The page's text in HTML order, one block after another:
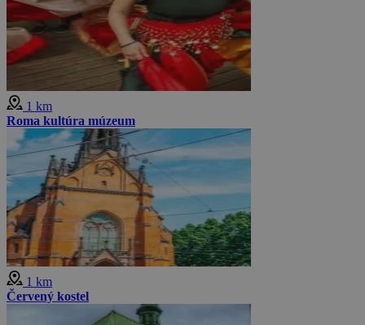
1 km
Roma kultúra múzeum
1 km
Červený kostel